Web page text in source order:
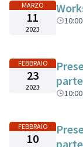
MARZO
11
2023
FEBBRAIO
23
2023
FEBBRAIO
10